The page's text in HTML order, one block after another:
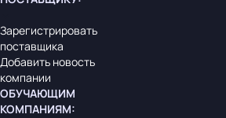
Зарегистрировать
поставщика
Добавить новость
компании
ОБУЧАЮЩИМ
КОМПАНИЯМ: